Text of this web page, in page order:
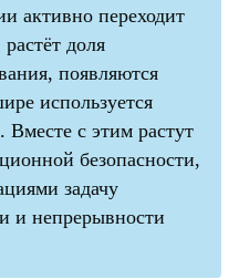
активно переходит
доля
появляются
используется
Вместе с этим растут
безопасности,
задачу
и непрерывности